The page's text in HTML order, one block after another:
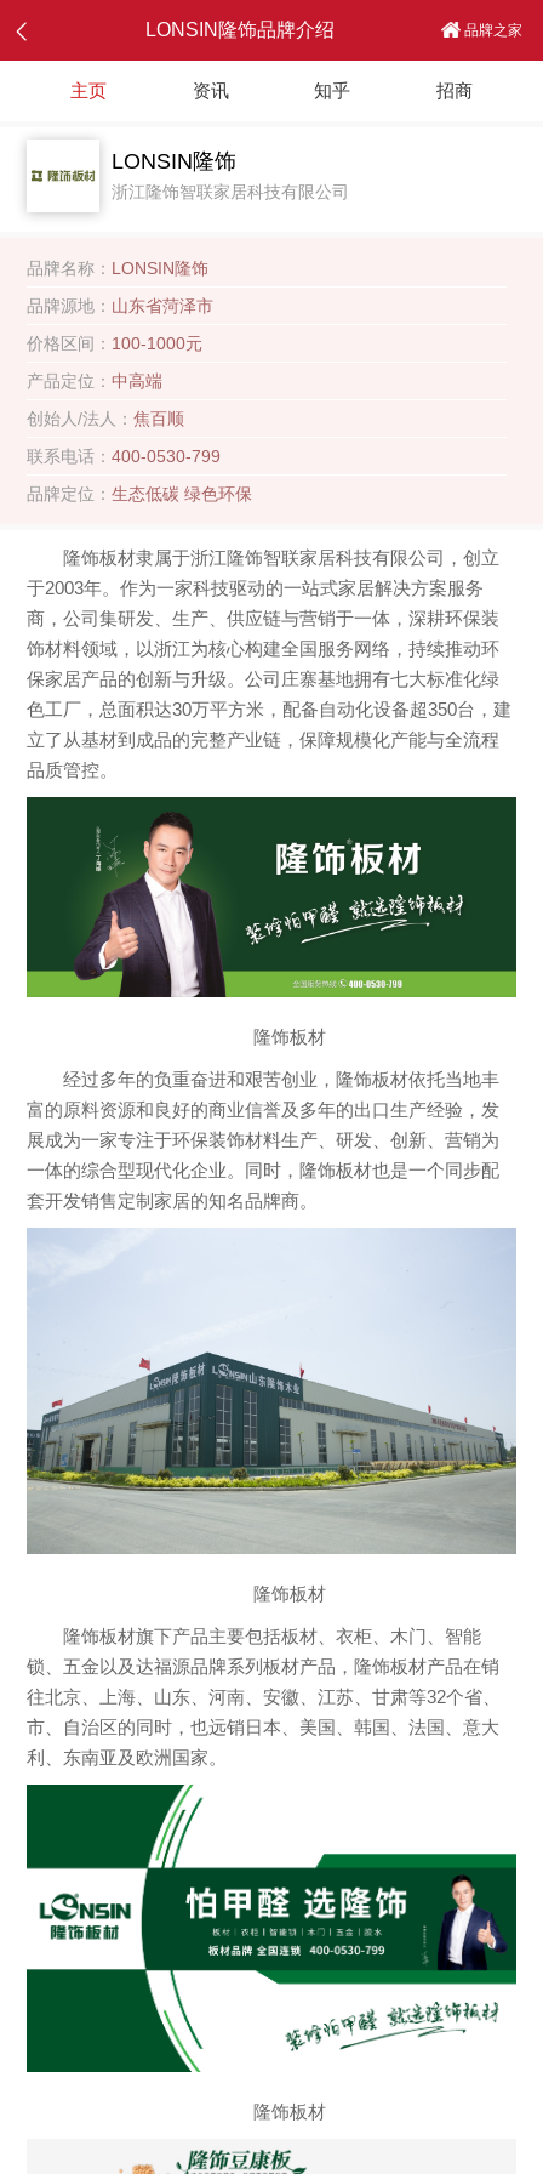
LONSIN隆饰品牌介绍 品牌之家
主页 资讯 知乎 招商
LONSIN隆饰
浙江隆饰智联家居科技有限公司
品牌名称： LONSIN隆饰
品牌源地： 山东省菏泽市
价格区间： 100-1000元
产品定位：中高端
创始人/法人：焦百顺
联系电话：400-0530-799
品牌定位：生态低碳 绿色环保
隆饰板材隶属于浙江隆饰智联家居科技有限公司，创立
于2003年。作为一家科技驱动的一站式家居解决方案服务
商，公司集研发、生产、供应链与营销于一体，深耕环保装
饰材料领域，以浙江为核心构建全国服务网络，持续推动环
保家居产品的创新与升级。公司庄寨基地拥有七大标准化绿
色工厂，总面积达30万平方米，配备自动化设备超350台，建
立了从基材到成品的完整产业链，保障规模化产能与全流程
品质管控。
隆饰板材
经过多年的负重奋进和艰苦创业，隆饰板材依托当地丰
富的原料资源和良好的商业信誉及多年的出口生产经验，发
展成为一家专注于环保装饰材料生产、研发、创新、营销为
一体的综合型现代化企业。同时，隆饰板材也是一个同步配
套开发销售定制家居的知名品牌商。
隆饰板材
隆饰板材旗下产品主要包括板材、衣柜、木门、智能
锁、五金以及达福源品牌系列板材产品，隆饰板材产品在销
往北京、上海、山东、河南、安徽、江苏、甘肃等32个省、
市、自治区的同时，也远销日本、美国、韩国、法国、意大
利、东南亚及欧洲国家。
隆饰板材